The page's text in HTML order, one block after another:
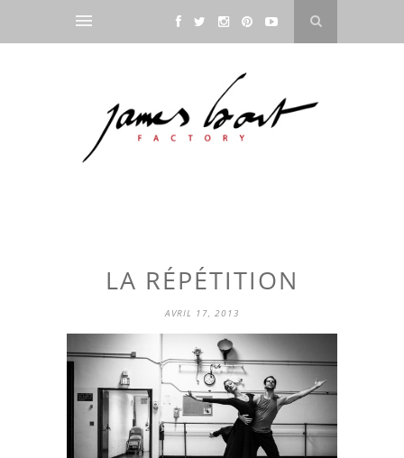
LA RÉPÉTITION
AVRIL 17, 2013